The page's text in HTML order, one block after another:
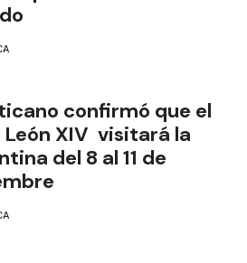
confirmó que el
León XIV visitará la
del 8 al 11 de